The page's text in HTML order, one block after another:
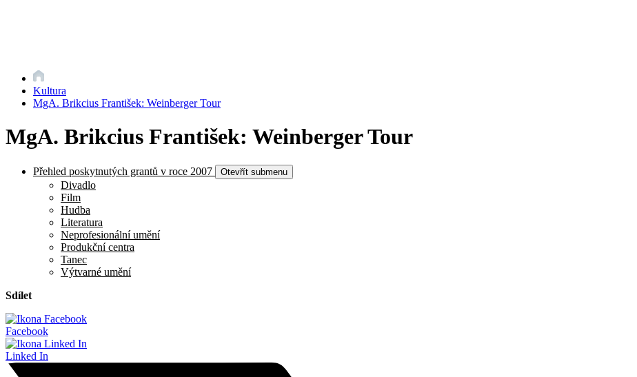
Kultura
MgA. Brikcius František: Weinberger Tour
MgA. Brikcius František: Weinberger Tour
Přehled poskytnutých grantů v roce 2007 Otevřít submenu
Divadlo
Film
Hudba
Literatura
Neprofesionální umění
Produkční centra
Tanec
Výtvarné umění
Sdílet
Facebook
Linked In